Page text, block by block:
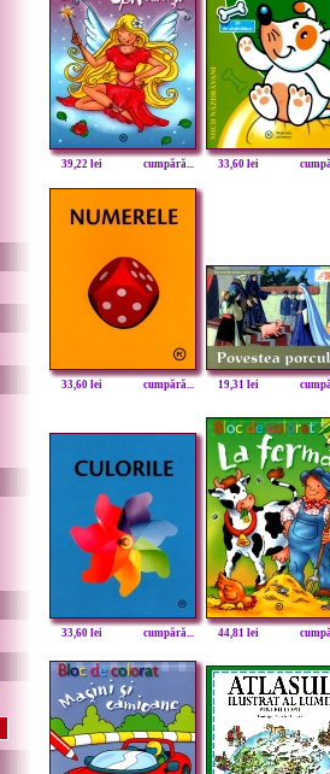
39,22 lei cumpără... 33,60 lei
33,60 lei cumpără... 19,31 lei
33,60 lei cumpără... 44,81 lei